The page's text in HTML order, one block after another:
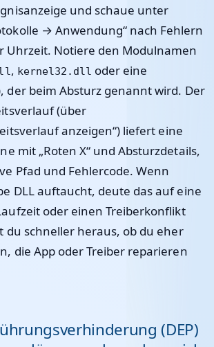
und schaue unter
→ Anwendung“ nach Fehlern
Uhrzeit. Notiere den Modulnamen
, kernel32.dll oder eine
der beim Absturz genannt wird. Der
(über
anzeigen“) liefert eine
mit „Roten X“ und Absturzdetails,
Pfad und Fehlercode. Wenn
DLL auftaucht, deute das auf eine
oder einen Treiberkonflikt
du schneller heraus, ob du eher
die App oder Treiber reparieren
(DEP)